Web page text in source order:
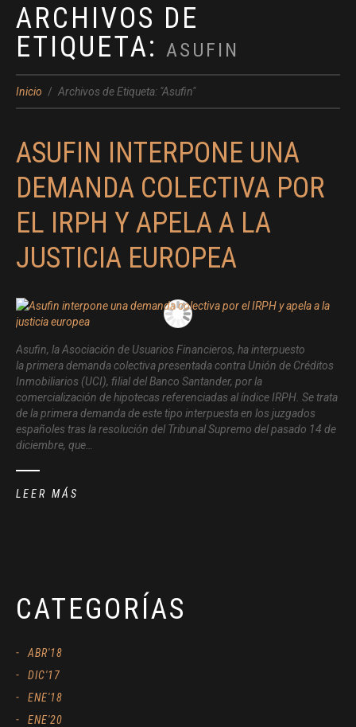
ARCHIVOS DE
ETIQUETA: ASUFIN
Inicio Archivos de Etiqueta: "Asufin"
ASUFIN INTERPONE UNA
DEMANDA COLECTIVA POR
EL IRPH Y APELA A LA
JUSTICIA EUROPEA
Asufin, la Asociación de Usuarios Financieros, ha interpuesto
la primera demanda colectiva presentada contra Unión de Créditos
Inmobiliarios (UCI), filial del Banco Santander, por la
comercialización de hipotecas referenciadas al índice IRPH. Se trata
de la primera demanda de este tipo interpuesta en los juzgados
españoles tras la resolución del Tribunal Supremo del pasado 14 de
diciembre, que…
LEER MÁS
CATEGORÍAS
ABR'18
DIC'17
ENE'18
ENE'20